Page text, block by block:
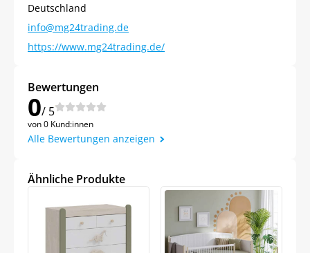
Deutschland
info@mg24trading.de
https://www.mg24trading.de/
Bewertungen
0/ 5
von 0 Kund:innen
Alle Bewertungen anzeigen
Ähnliche Produkte
Jetzt5% Rabatt
Meinen Code senden